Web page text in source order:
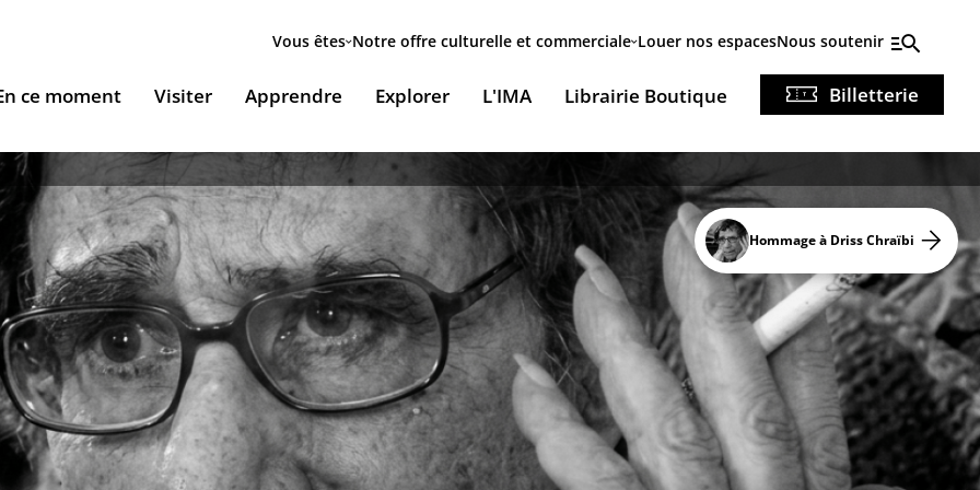
secondaire
Vous êtes Notre offre culturelle et commerciale Louer nos espacesNous soutenir
ce moment
LES RENDEZ-VOUS
Les Jeudis de l’IMA
Ici & Maintenant
Falsafa I Les RDV de la philosophie arabe
Les Samedis de la poésie
Rencontres littéraires de l’IMA
Les escales musicales du musée
Visiter
ACCUEILLENT
Shahid
Café littéraire et self
Apprendre
& PÉDAGOGIE
le monde arabe
pédagogiques
documentaires
le portail documentaire de l'IMA
/ Emprunter des livres et des médias à la
de l'IMA
Explorer L'IMA
Accueillir nos expositions / Host our exhibitions
Ingénierie culturelle
Documents institutionnels
Nous rejoindre / Carrières
Mécènes et sponsors
Nous contacter
Librairie Boutique Billetterie
Hommage à Driss Chraïbi